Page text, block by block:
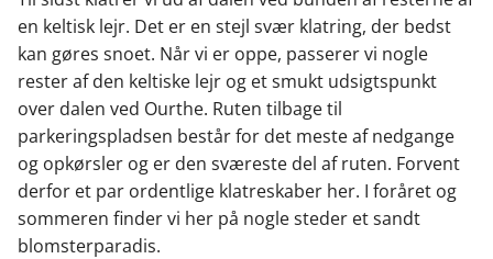
en keltisk lejr. Det er en stejl svær klatring, der bedst
kan gøres snoet. Når vi er oppe, passerer vi nogle
rester af den keltiske lejr og et smukt udsigtspunkt
over dalen ved Ourthe. Ruten tilbage til
parkeringspladsen består for det meste af nedgange
og opkørsler og er den sværeste del af ruten. Forvent
derfor et par ordentlige klatreskaber her. I foråret og
sommeren finder vi her på nogle steder et sandt
blomsterparadis.